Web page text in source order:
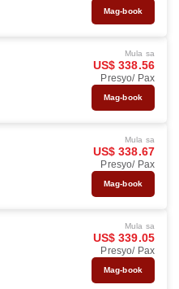
Mag-book
Mula sa
US$ 338.56
Presyo/ Pax
Mag-book
Mula sa
US$ 338.67
Presyo/ Pax
Mag-book
Mula sa
US$ 339.05
Presyo/ Pax
Mag-book